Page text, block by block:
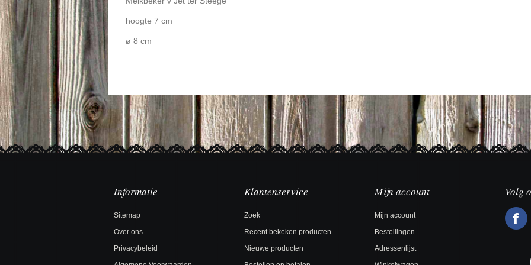
hoogte 7 cm
ø 8 cm
Informatie
Sitemap
Over ons
Privacybeleid
Klantenservice
Zoek
Recent bekeken producten
Nieuwe producten
Mijn account
Mijn account
Bestellingen
Adressenlijst
Volg